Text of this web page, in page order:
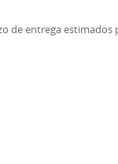
de entrega estimados